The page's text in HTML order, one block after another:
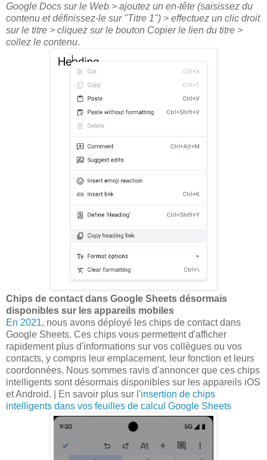
Google Docs sur le Web > ajoutez un en-tête (saisissez du
contenu et définissez-le sur "Titre 1") > effectuez un clic droit
sur le titre > cliquez sur le bouton Copier le lien du titre >
collez le contenu.
Chips de contact dans Google Sheets désormais
disponibles sur les appareils mobiles
En 2021, nous avons déployé les chips de contact dans
Google Sheets. Ces chips vous permettent d'afficher
rapidement plus d'informations sur vos collègues ou vos
contacts, y compris leur emplacement, leur fonction et leurs
coordonnées. Nous sommes ravis d'annoncer que ces chips
intelligents sont désormais disponibles sur les appareils iOS
et Android. | En savoir plus sur l'insertion de chips
intelligents dans vos feuilles de calcul Google Sheets